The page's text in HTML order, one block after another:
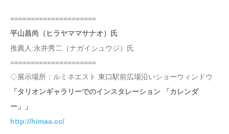
=====================
平山昌尚（ヒラヤママサナオ）氏
推薦人:永井秀二（ナガイシュウジ）氏
=====================
◇展示場所：ルミネエスト 東口駅前広場沿いショーウィンドウ
「タリオンギャラリーでのインスタレーション 「カレンダ
ー」」
http://himaa.cc/